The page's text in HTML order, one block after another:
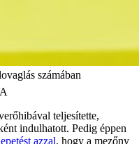
számában
teljesítette,
indulhatott. Pedig éppen
azzal, hogy a mezőny